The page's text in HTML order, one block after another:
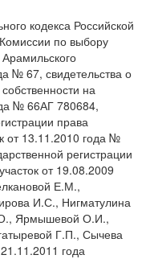
кодекса Российской
по выбору
№ 67, свидетельства о
на
№ 66АГ 780684,
права
от 13.11.2010 года №
регистрации
от 19.08.2009
Е.М.,
И.С., Нигматулина
Ярмышевой О.И.,
Г.П., Сычева
года